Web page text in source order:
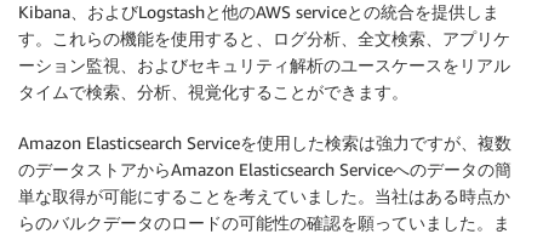
Kibana、およびLogstashと他のAWS serviceとの統合を提供しま
す。これらの機能を使用すると、ログ分析、全文検索、アプリケ
ーション監視、およびセキュリティ解析のユースケースをリアル
タイムで検索、分析、視覚化することができます。
Amazon Elasticsearch Serviceを使用した検索は強力ですが、複数
のデータストアからAmazon Elasticsearch Serviceへのデータの簡
単な取得が可能にすることを考えていました。当社はある時点か
らのバルクデータのロードの可能性の確認を願っていました。ま